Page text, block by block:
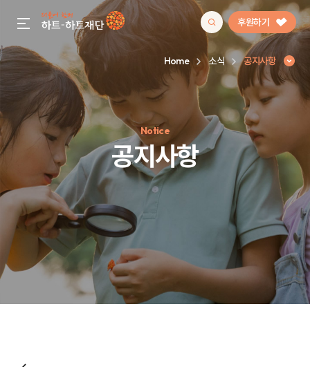
gnb menu open 후원하기
인기 키워드
#정기후원#하트플레이스#캠페인#팬덤후원
Home 소식 공지사항
Notice
공지사항